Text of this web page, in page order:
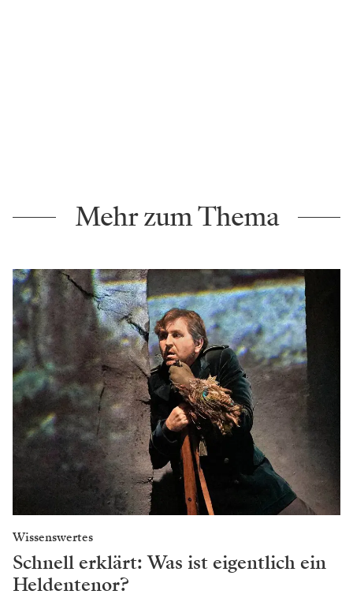
Mehr zum Thema
Wissenswertes
Schnell erklärt: Was ist eigentlich ein
Heldentenor?